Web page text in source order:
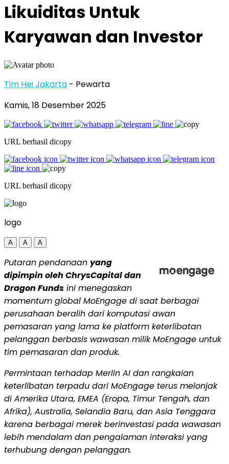
Likuiditas Untuk
Karyawan dan Investor
Tim Hei Jakarta - Pewarta
Kamis, 18 Desember 2025
URL berhasil dicopy
URL berhasil dicopy
logo
A A A
Putaran pendanaan yang
dipimpin oleh ChrysCapital dan
Dragon Funds ini menegaskan
momentum global MoEngage di saat berbagai
perusahaan beralih dari komputasi awan
pemasaran yang lama ke platform keterlibatan
pelanggan berbasis wawasan milik MoEngage untuk
tim pemasaran dan produk.
Permintaan terhadap Merlin AI dan rangkaian
keterlibatan terpadu dari MoEngage terus melonjak
di Amerika Utara, EMEA (Eropa, Timur Tengah, dan
Afrika), Australia, Selandia Baru, dan Asia Tenggara
karena berbagai merek berinvestasi pada wawasan
lebih mendalam dan pengalaman interaksi yang
terhubung dengan pelanggan.